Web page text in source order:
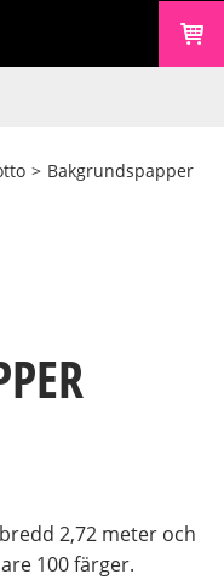
> Bakgrundspapper
2,72 meter och
100 färger.